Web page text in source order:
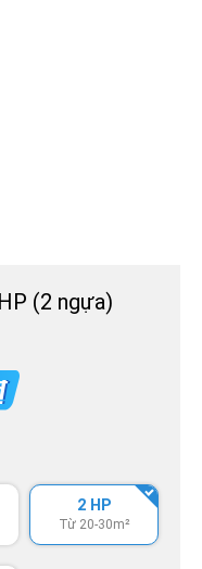
(2 ngựa)
2 HP
Từ 20-30m²